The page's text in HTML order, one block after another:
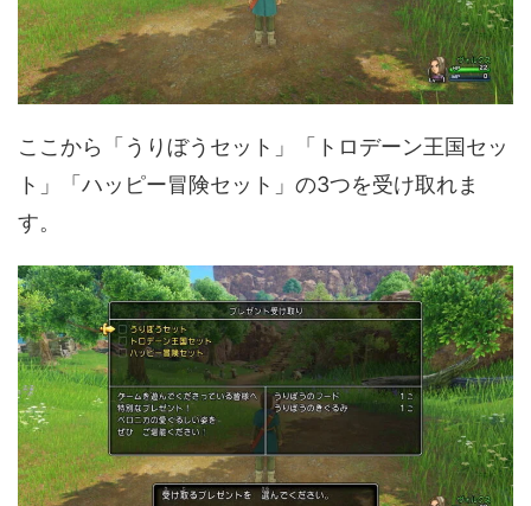
ここから「うりぼうセット」「トロデーン王国セッ
ト」「ハッピー冒険セット」の3つを受け取れま
す。